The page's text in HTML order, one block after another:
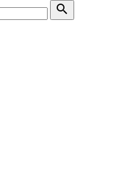
search